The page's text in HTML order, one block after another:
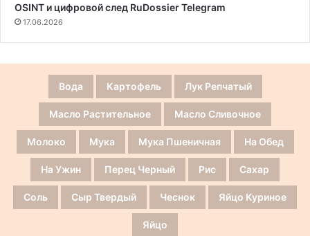
OSINT и цифровой след RuDossier Telegram
17.06.2026
Вода Картофель Лук Репчатый
Масло Растительное Масло Сливочное
Молоко Мука Мука Пшеничная На Обед
На Ужин Перец Черный Рис Сахар
Соль Сыр Твердый Чеснок Яйцо Куриное
Яйцо